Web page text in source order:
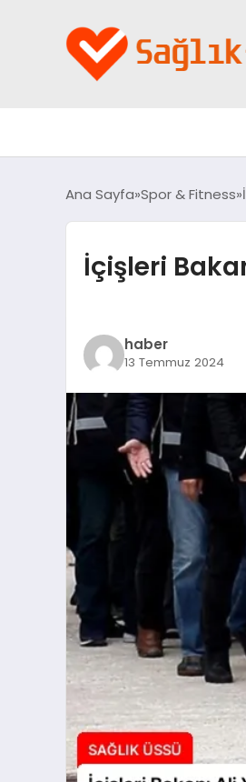
Ana Sayfa Spor & Fitness
İçişleri
haber
13 Temmuz 2024